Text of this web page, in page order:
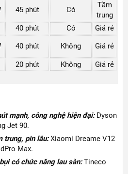
45 phút Có
Tầm
trung
40 phút Có
Giá rẻ
40 phút Không Giá rẻ
20 phút Không Giá rẻ
mạnh, công nghệ hiện đại:Dyson
Jet 90.
trung, pin lâu:Xiaomi Dreame V12
Max.
có chức năng lau sàn:Tineco